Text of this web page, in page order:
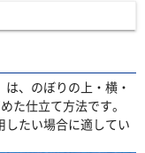
、のぼりの上・横・
た仕立て方法です。
たい場合に適してい